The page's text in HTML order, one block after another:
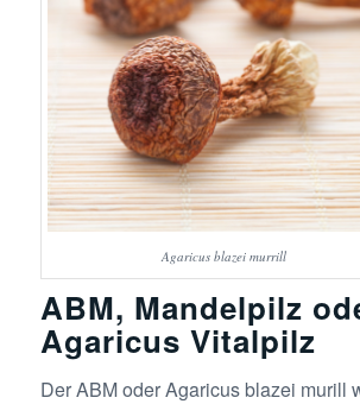
Agaricus blazei murrill
ABM, Mandelpilz
Agaricus Vitalpilz
Der ABM oder Agaricus blazei murill